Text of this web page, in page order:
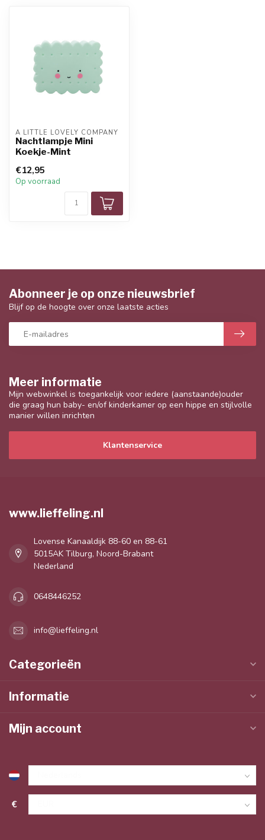
A LITTLE LOVELY COMPANY
Nachtlampje Mini
Koekje-Mint
€12,95
Op voorraad
Meer informatie
Mijn webwinkel is toegankelijk voor iedere (aanstaande)ouder
die graag hun baby- en/of kinderkamer op een hippe en stijlvolle
manier willen inrichten
Klantenservice
Abonneer je op onze nieuwsbrief
Blijf op de hoogte over onze laatste acties
www.lieffeling.nl
Lovense Kanaaldijk 88-60 en 88-61
5015AK Tilburg, Noord-Brabant
Nederland
0648446252
info@lieffeling.nl
Categorieën
Informatie
Mijn account
€